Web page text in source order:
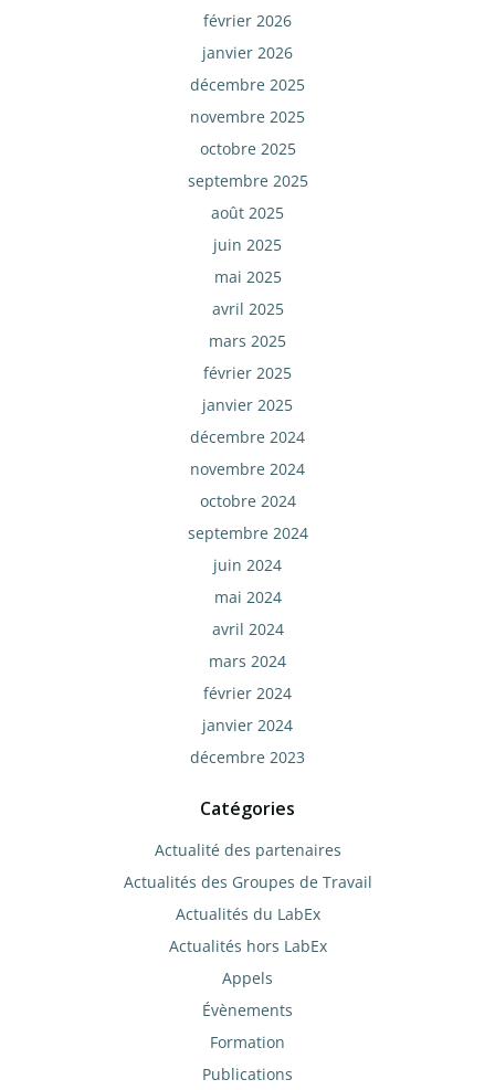
février 2026
janvier 2026
décembre 2025
novembre 2025
octobre 2025
septembre 2025
août 2025
juin 2025
mai 2025
avril 2025
mars 2025
février 2025
janvier 2025
décembre 2024
novembre 2024
octobre 2024
septembre 2024
juin 2024
mai 2024
avril 2024
mars 2024
février 2024
janvier 2024
décembre 2023
Catégories
Actualité des partenaires
Actualités des Groupes de Travail
Actualités du LabEx
Actualités hors LabEx
Appels
Évènements
Formation
Publications